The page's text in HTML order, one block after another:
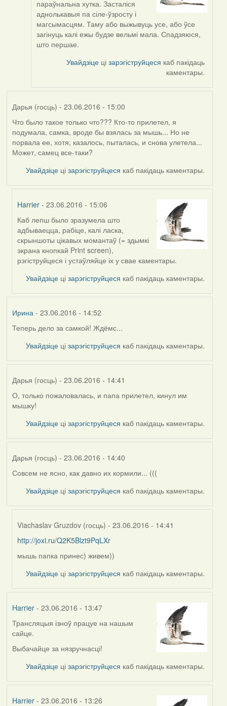
to
by
Viachaslav
Gruzdov
параўнальна хутка. Засталіся
аднолькавыя па сіле-ўзросту і
магсымасцям. Таму або выжывуць усе, або ўсе
загінуць калі ежы будзе вельмі мала. Спадзяюся,
што першае.
Увайдзіце цізарэгіструйцеся каб пакідаць
каментары.
Дарья (госць) - 23.06.2016 - 15:00
Что было такое только что??? Кто-то прилетел, я
подумала, самка, вроде бы взялась за мышь... Но не
порвала ее, хотя, казалось, пыталась, и снова улетела...
Может, самец все-таки?
Увайдзіце цізарэгіструйцеся каб пакідаць каментары.
Harrier - 23.06.2016 - 15:06
In
reply
to
by
Дарья
(госць)
Каб лепш было зразумела што
адбываецца, рабіце, калі ласка,
скрыншоты цікавых момантаў (= здымкі
экрана кнопкай Print screen),
рэгіструйцеся і устаўляйце іх у свае каментары.
Увайдзіце цізарэгіструйцеся каб пакідаць каментары.
Ирина- 23.06.2016 - 14:52
Теперь дело за самкой! Ждёмс...
Увайдзіце цізарэгіструйцеся каб пакідаць каментары.
Дарья (госць) - 23.06.2016 - 14:41
О, только пожаловалась, и папа прилетел, кинул им
мышку!
Увайдзіце цізарэгіструйцеся каб пакідаць каментары.
Дарья (госць) - 23.06.2016 - 14:40
Совсем не ясно, как давно их кормили... (((
Увайдзіце цізарэгіструйцеся каб пакідаць каментары.
Viachaslav Gruzdov (госць) - 23.06.2016 - 14:41
In
reply
Дарья
http://joxi.ru/Q2K5Blzt9PqLXr
мышь папка принес) живем))
Увайдзіце цізарэгіструйцеся каб пакідаць каментары.
Harrier- 23.06.2016 - 13:47
Трансляцыя ізноў працуе на нашым
сайце.
Выбачайце за нязручнасці!
Увайдзіце цізарэгіструйцеся каб пакідаць каментары.
Harrier- 23.06.2016 - 13:26